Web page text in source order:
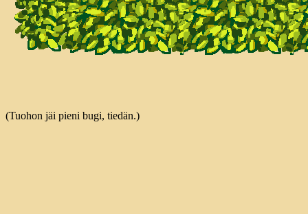
(Tuohon jäi pieni bugi, tiedän.)